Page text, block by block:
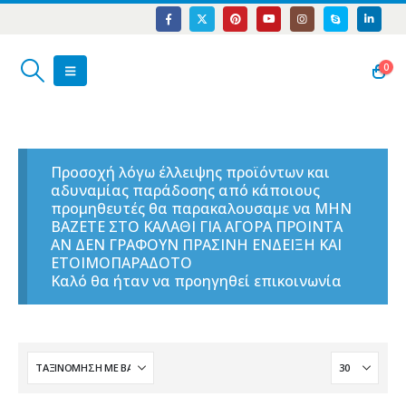
0
Προσοχή λόγω έλλειψης προϊόντων και
αδυναμίας παράδοσης από κάποιους
προμηθευτές θα παρακαλουσαμε να ΜΗΝ
ΒΑΖΕΤΕ ΣΤΟ ΚΑΛΑΘΙ ΓΙΑ ΑΓΟΡΑ ΠΡΟΙΝΤΑ
ΑΝ ΔΕΝ ΓΡΑΦΟΥΝ ΠΡΑΣΙΝΗ ΕΝΔΕΙΞΗ ΚΑΙ
ΕΤΟΙΜΟΠΑΡΑΔΟΤΟ
Καλό θα ήταν να προηγηθεί επικοινωνία